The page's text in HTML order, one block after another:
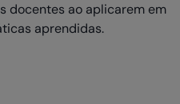
docentes ao aplicarem em
aprendidas.